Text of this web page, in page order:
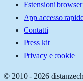
Estensioni browser
App accesso
Contatti
Press kit
Privacy e cookie
© 2010 - 2026